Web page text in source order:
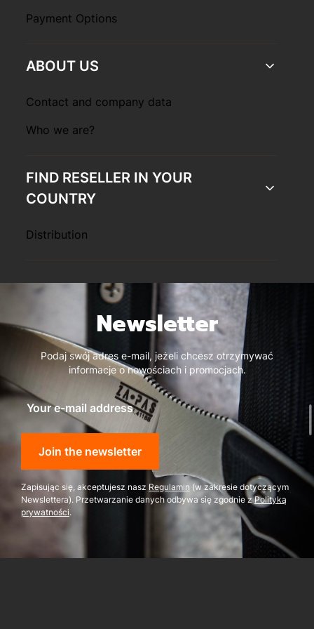
Payment Options
ABOUT US
Contact and company data
Who we are?
FIND RESELLER IN YOUR
COUNTRY
Distribution
Newsletter
Podaj swój adres e-mail, jeżeli chcesz otrzymywać
informacje o nowościach i promocjach.
Your e-mail address
Join the newsletter
Zapisując się, akceptujesz nasz Regulamin (w zakresie dotyczącym
Newslettera). Przetwarzanie danych odbywa się zgodnie zPolityką
prywatności.